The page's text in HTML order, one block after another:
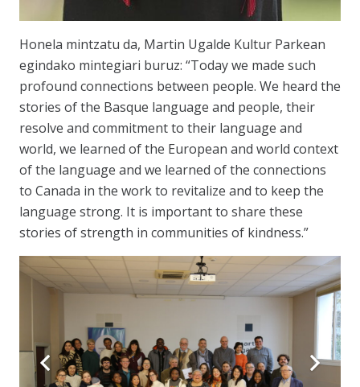
Honela mintzatu da, Martin Ugalde Kultur Parkean
egindako mintegiari buruz: “Today we made such
profound connections between people. We heard the
stories of the Basque language and people, their
resolve and commitment to their language and
world, we learned of the European and world context
of the language and we learned of the connections
to Canada in the work to revitalize and to keep the
language strong. It is important to share these
stories of strength in communities of kindness.”